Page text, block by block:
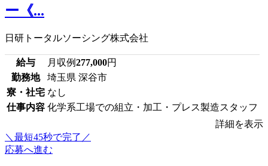
ー《...
日研トータルソーシング株式会社
給与 月収例277,000円
勤務地
埼玉県 深谷市
寮・社宅 なし
仕事内容 化学系工場での組立・加工・プレス製造スタッフ
詳細を表示
＼最短45秒で完了／
応募へ進む